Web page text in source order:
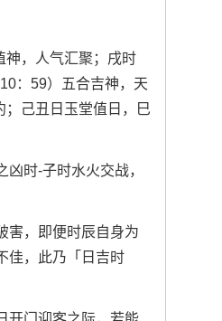
神，人气汇聚；戌时
：59）五合吉神，天
己丑日玉堂值日，巳
时-子时水火交战，
害，即便时辰自身为
佳，此乃「日吉时